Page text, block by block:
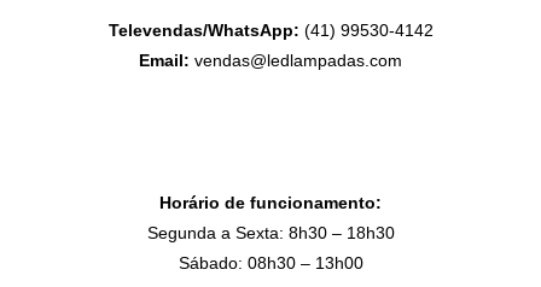
Televendas/WhatsApp: (41) 99530-4142
Email: vendas@ledlampadas.com
Horário de funcionamento:
Segunda a Sexta: 8h30 – 18h30
Sábado: 08h30 – 13h00